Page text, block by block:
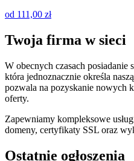
od 111,00 zł
Twoja firma w sieci
W obecnych czasach posiadanie
która jednoznacznie określa
pozwala na pozyskanie nowych
oferty.
Zapewniamy kompleksowe
domeny, certyfikaty SSL oraz
Ostatnie ogłoszenia